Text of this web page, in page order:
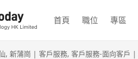
首頁 職位 專區
, 新蒲崗 | 客戶服務, 客戶服務-面向客戶 |